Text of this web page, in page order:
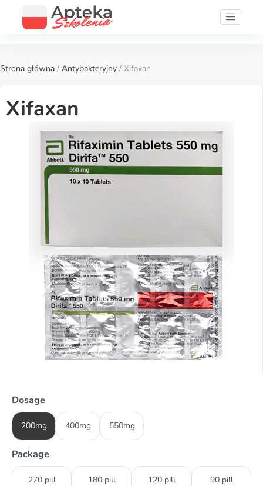
Strona główna / Antybakteryjny / Xifaxan
Xifaxan
Dosage
200mg 400mg 550mg
Package
270 pill 180 pill 120 pill 90 pill